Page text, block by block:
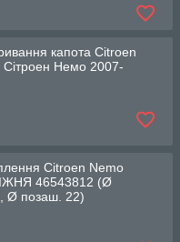
капота Citroen
Немо 2007-
Citroen Nemo
46543812 (Ø
Ø позаш. 22)